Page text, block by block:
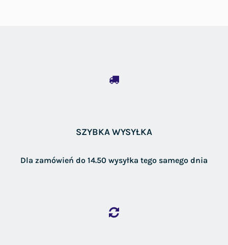
SZYBKA WYSYŁKA
Dla zamówień do 14.50 wysyłka tego samego dnia